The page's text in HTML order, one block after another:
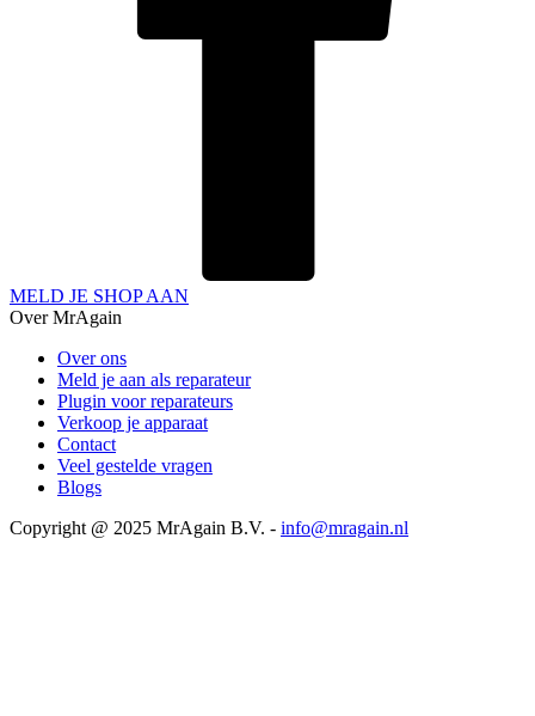
MELD JE SHOP AAN
Over MrAgain
Over ons
Meld je aan als reparateur
Plugin voor reparateurs
Verkoop je apparaat
Contact
Veel gestelde vragen
Blogs
Copyright @ 2025 MrAgain B.V. - info@mragain.nl